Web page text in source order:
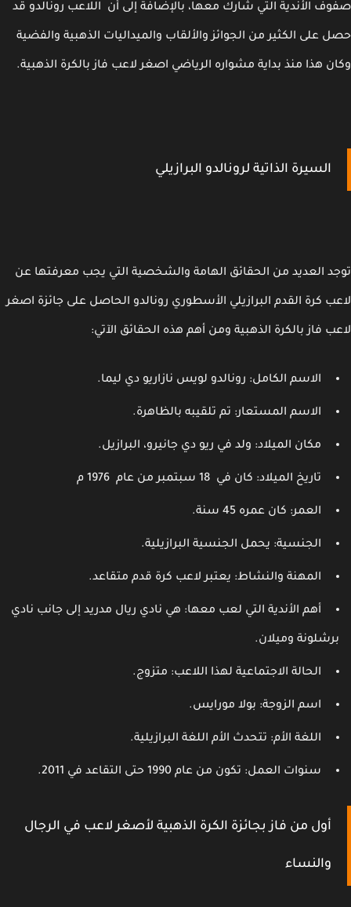
الأندية التي شارك معها، بالإضافة إلى أن اللاعب رونالدو قد
على الكثير من الجوائز والألقاب والميداليات الذهبية والفضية
هذا منذ بداية مشواره الرياضي اصغر لاعب فاز بالكرة الذهبية.
السيرة الذاتية لرونالدو البرازيلي
العديد من الحقائق الهامة والشخصية التي يجب معرفتها عن
كرة القدم البرازيلي الأسطوري رونالدو الحاصل على جائزة اصغر
فاز بالكرة الذهبية ومن أهم هذه الحقائق الآتي:
الاسم الكامل: رونالدو لويس نازاريو دي ليما.
الاسم المستعار: تم تلقيبه بالظاهرة.
مكان الميلاد: ولد في ريو دي جانيرو، البرازيل.
تاريخ الميلاد: كان في 18 سبتمبر من عام 1976 م
العمر: كان عمره 45 سنة.
الجنسية: يحمل الجنسية البرازيلية.
المهنة والنشاط: يعتبر لاعب كرة قدم متقاعد.
أهم الأندية التي لعب معها: هي نادي ريال مدريد إلى جانب نادي
وميلان.
الحالة الاجتماعية لهذا اللاعب: متزوج.
اسم الزوجة: بولا مورايس.
اللغة الأم: تتحدث الأم اللغة البرازيلية.
سنوات العمل: تكون من عام 1990 حتى التقاعد في 2011.
أول من فاز بجائزة الكرة الذهبية لأصغر لاعب في الرجال
والنساء